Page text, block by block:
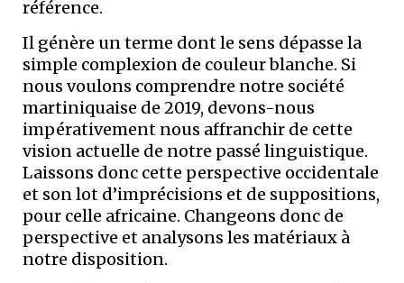
référence.
Il génère un terme dont le sens dépasse la
simple complexion de couleur blanche. Si
nous voulons comprendre notre société
martiniquaise de 2019, devons-nous
impérativement nous affranchir de cette
vision actuelle de notre passé linguistique.
Laissons donc cette perspective occidentale
et son lot d’imprécisions et de suppositions,
pour celle africaine. Changeons donc de
perspective et analysons les matériaux à
notre disposition.